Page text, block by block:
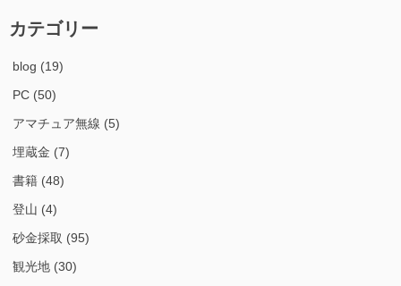
カテゴリー
blog (19)
PC (50)
アマチュア無線 (5)
埋蔵金 (7)
書籍 (48)
登山 (4)
砂金採取 (95)
観光地 (30)